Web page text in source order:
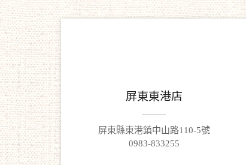
屏東東港店
屏東縣東港鎮中山路110-5號
0983-833255